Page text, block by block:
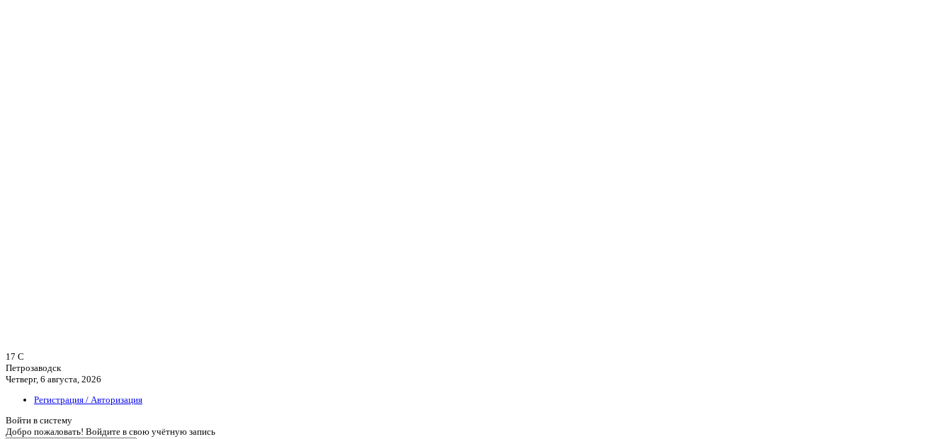
17 C
Петрозаводск
Четверг, 6 августа, 2026
Регистрация / Авторизация
Войти в систему
Добро пожаловать! Войдите в свою учётную запись